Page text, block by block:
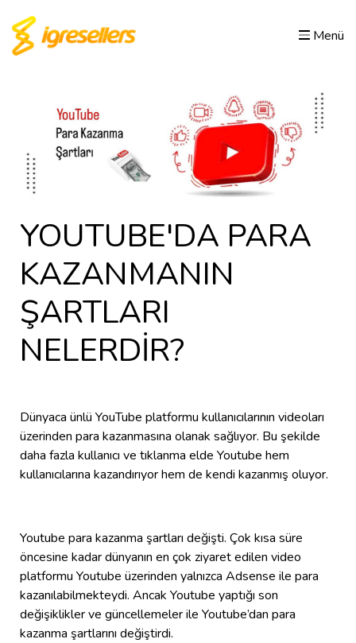
Menü
YOUTUBE'DA PARA
KAZANMANIN
ŞARTLARI
NELERDİR?
Dünyaca ünlü YouTube platformu kullanıcılarının videoları
üzerinden para kazanmasına olanak sağlıyor. Bu şekilde
daha fazla kullanıcı ve tıklanma elde Youtube hem
kullanıcılarına kazandırıyor hem de kendi kazanmış oluyor.
Youtube para kazanma şartları değişti. Çok kısa süre
öncesine kadar dünyanın en çok ziyaret edilen video
platformu Youtube üzerinden yalnızca Adsense ile para
kazanılabilmekteydi. Ancak Youtube yaptığı son
değişiklikler ve güncellemeler ile Youtube’dan para
kazanma şartlarını değiştirdi.